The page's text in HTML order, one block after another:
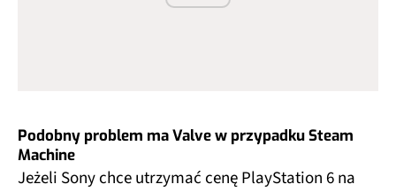
Podobny problem ma Valve w przypadku Steam
Machine
Jeżeli Sony chce utrzymać cenę PlayStation 6 na